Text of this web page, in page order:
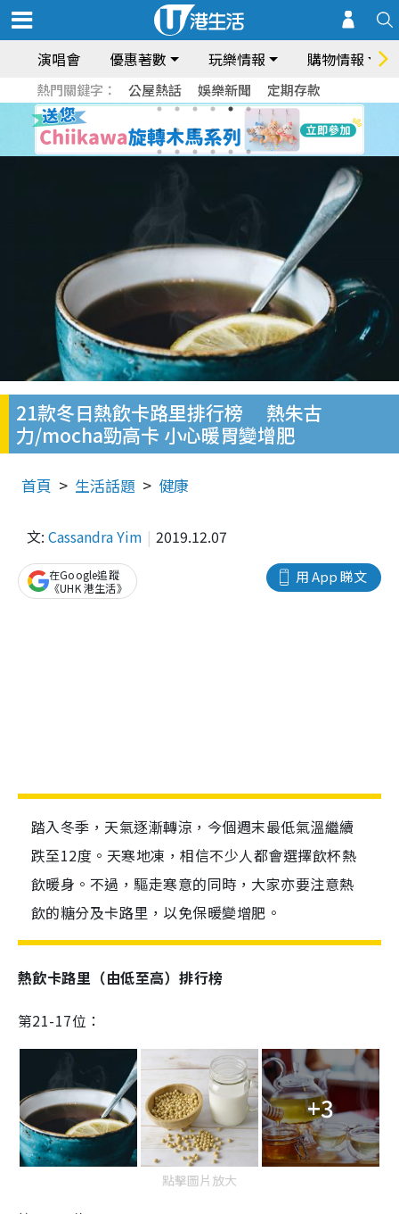
演唱會 優惠著數 玩樂情報 購物情報
熱門關鍵字： 公屋熱話 娛樂新聞 定期存款
21款冬日熱飲卡路里排行榜 熱朱古
力/mocha勁高卡 小心暖胃變增肥
首頁 生活話題 健康
文: Cassandra Yim 2019.12.07
用 App 睇文
在Google追蹤
《UHK 港生活》
踏入冬季，天氣逐漸轉涼，今個週末最低氣溫繼續
跌至12度。天寒地凍，相信不少人都會選擇飲杯熱
飲暖身。不過，驅走寒意的同時，大家亦要注意熱
飲的糖分及卡路里，以免保暖變增肥。
熱飲卡路里 （由低至高）排行榜
第21-17位：
+3
點擊圖片放大